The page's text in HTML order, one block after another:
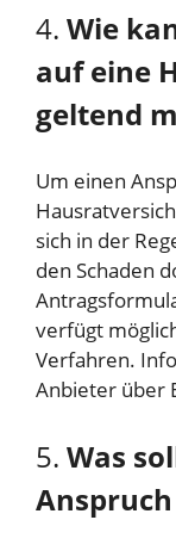
4. Wie
auf eine
geltend
Um einen
sich in der
den Schaden
verfügt
Verfahren.
Anbieter über
5. Was